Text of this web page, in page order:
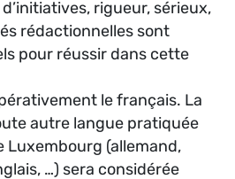
rigueur, sérieux,
rédactionnelles sont
pour réussir dans cette
le français. La
autre langue pratiquée
Luxembourg (allemand,
…) sera considérée